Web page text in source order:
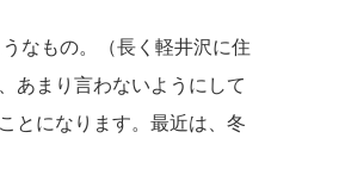
なもの。（長く軽井沢に住
あまり言わないようにして
とになります。最近は、冬